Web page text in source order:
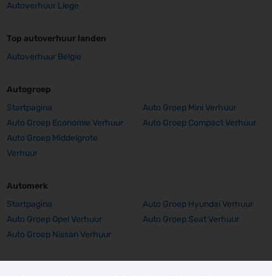
Autoverhuur Liege
Top autoverhuur landen
Autoverhuur Belgie
Autogroep
Startpagina
Auto Groep Mini Verhuur
Auto Groep Economie Verhuur
Auto Groep Compact Verhuur
Auto Groep Middelgrote
Verhuur
Automerk
Startpagina
Auto Groep Hyundai Verhuur
Auto Groep Opel Verhuur
Auto Groep Seat Verhuur
Auto Groep Nissan Verhuur